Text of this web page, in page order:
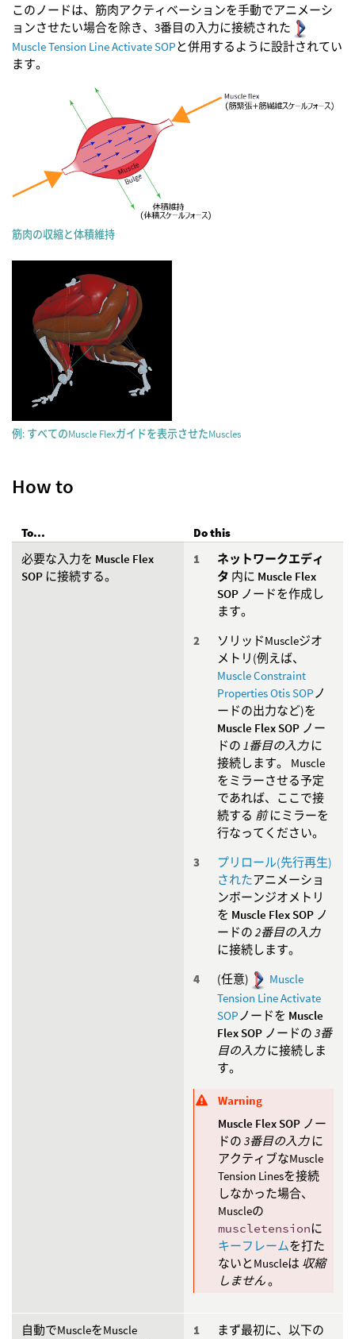
このノードは、筋肉アクティベーションを手動でアニメーシ
ョンさせたい場合を除き、3番目の入力に接続された
Muscle Tension Line Activate SOPと併用するように設計されてい
ます。
筋肉の収縮と体積維持
例: すべてのMuscle Flexガイドを表示させたMuscles
How to
To...
Do this
必要な入力を Muscle Flex
SOP に接続する。
ネットワークエディ
タ 内に Muscle Flex
SOP ノードを作成し
ます。
ソリッドMuscleジオ
メトリ(例えば、
Muscle Constraint
Properties Otis SOPノ
ードの出力など)を
Muscle Flex SOP ノー
ドの 1番目の入力に
接続します。 Muscle
をミラーさせる予定
であれば、ここで接
続する 前にミラーを
行なってください。
プリロール(先行再生)
されたアニメーショ
ンボーンジオメトリ
を Muscle Flex SOP ノ
ードの 2番目の入力
に接続します。
(任意)
Muscle
Tension Line Activate
SOP ノードを Muscle
Flex SOP ノードの 3番
目の入力に接続しま
す。
Warning
Muscle Flex SOP ノー
ドの 3番目の入力に
アクティブなMuscle
Tension Linesを接続
しなかった場合、
Muscleの
muscletensionに
キーフレームを打た
ないとMuscleは 収縮
しません。
自動でMuscleをMuscle
まず最初に、以下の